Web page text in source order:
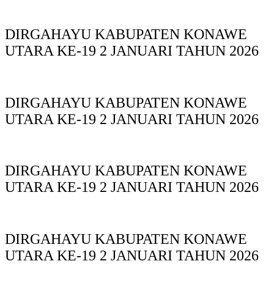
DIRGAHAYU KABUPATEN KONAWE
UTARA KE-19 2 JANUARI TAHUN 2026
DIRGAHAYU KABUPATEN KONAWE
UTARA KE-19 2 JANUARI TAHUN 2026
DIRGAHAYU KABUPATEN KONAWE
UTARA KE-19 2 JANUARI TAHUN 2026
DIRGAHAYU KABUPATEN KONAWE
UTARA KE-19 2 JANUARI TAHUN 2026